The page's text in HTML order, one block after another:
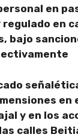
en
regulado en
bajo
en
y en los
calles